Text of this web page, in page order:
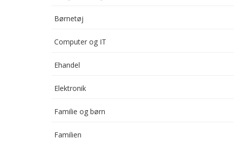
Børnetøj
Computer og IT
Ehandel
Elektronik
Familie og børn
Familien